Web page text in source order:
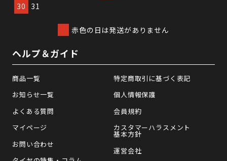
30
31
赤色の日は発送がありません
ヘルプ＆ガイド
商品一覧
お知らせ一覧
よくある質問
マイページ
お問い合わせ
特定商取引に基づく表記
個人情報保護
会員規約
カスタマーハラスメント
基本方針
運営会社